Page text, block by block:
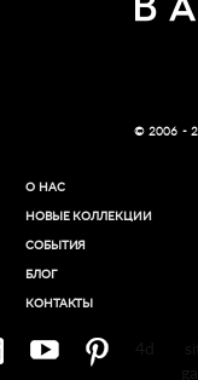
© 2006 -
О НАС
НОВЫЕ КОЛЛЕКЦИИ
СОБЫТИЯ
БЛОГ
КОНТАКТЫ